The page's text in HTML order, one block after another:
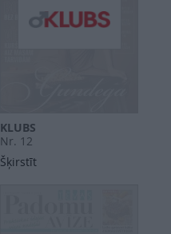
KLUBS
Nr. 12
Šķirstīt